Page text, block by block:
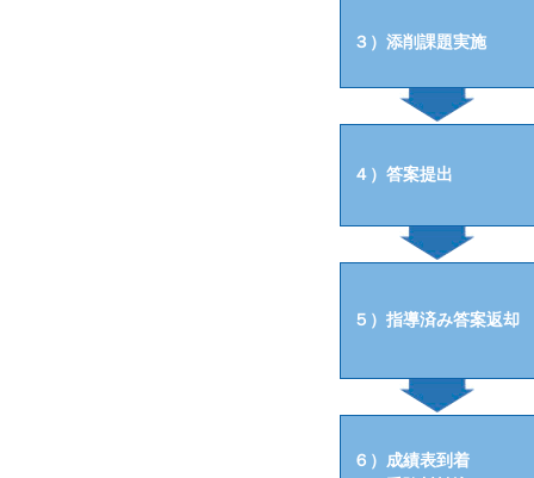
３）添削課題実施
４）答案提出
５）指導済み答案返却
６）成績表到着